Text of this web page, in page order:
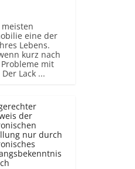
eine der
Lebens.
kurz nach
mit
Lack ...
der
nur durch